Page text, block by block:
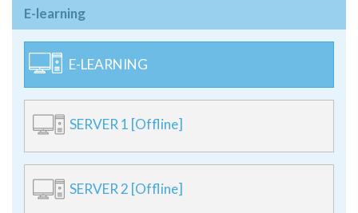
E-learning
E-LEARNING
SERVER 1 [Offline]
SERVER 2 [Offline]